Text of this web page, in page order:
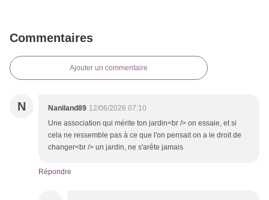
Commentaires
Ajouter un commentaire
N Naniland89 12/06/2026 07:10
Une association qui mérite ton jardin<br /> on essaie, et si
cela ne ressemble pas à ce que l'on pensait on a le droit de
changer<br /> un jardin, ne s'arête jamais
Répondre